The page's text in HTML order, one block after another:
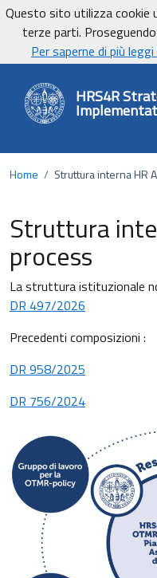
Vai ai contenuti
Vai al footer
UniCa - Università degli
UnicaNews
HRS4R
Home / Struttura interna HR
Struttura
process
La struttura istituzionale
DR 497/2026
Precedenti composizioni :
DR 958/2025
DR 756/2024
Questo sito utilizza cookie
terze parti.
Per saperne di più